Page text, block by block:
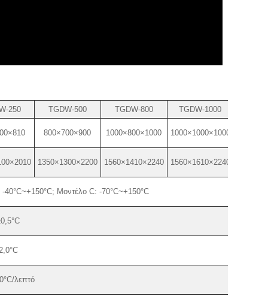
250 TGDW-500 TGDW-800
TGDW-1000
800×700×900 1000×800×1000 1000×1000×1000
1350×1300×2200 1560×1410×2240 1560×1610×2240
Μοντέλο C: -70°C~+150°C
λεπτό